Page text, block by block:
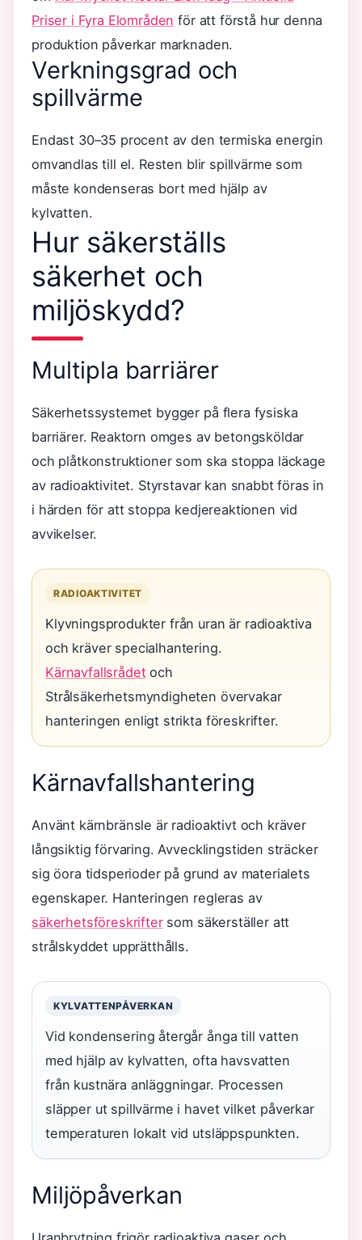
Priser i Fyra Elområden för att förstå hur denna
produktion påverkar marknaden.
Verkningsgrad och
spillvärme
Endast 30–35 procent av den termiska energin
omvandlas till el. Resten blir spillvärme som
måste kondenseras bort med hjälp av
kylvatten.
Hur säkerställs
säkerhet och
miljöskydd?
Multipla barriärer
Säkerhetssystemet bygger på flera fysiska
barriärer. Reaktorn omges av betongsköldar
och plåtkonstruktioner som ska stoppa läckage
av radioaktivitet. Styrstavar kan snabbt föras in
i härden för att stoppa kedjereaktionen vid
avvikelser.
RADIOAKTIVITET
Klyvningsprodukter från uran är radioaktiva
och kräver specialhantering.
Kärnavfallsrådetoch
Strålsäkerhetsmyndigheten övervakar
hanteringen enligt strikta föreskrifter.
Kärnavfallshantering
Använt kärnbränsle är radioaktivt och kräver
långsiktig förvaring. Avvecklingstiden sträcker
sig öora tidsperioder på grund av materialets
egenskaper. Hanteringen regleras av
säkerhetsföreskriftersom säkerställer att
strålskyddet upprätthålls.
KYLVATTENPÅVERKAN
Vid kondensering återgår ånga till vatten
med hjälp av kylvatten, ofta havsvatten
från kustnära anläggningar. Processen
släpper ut spillvärme i havet vilket påverkar
temperaturen lokalt vid utsläppspunkten.
Miljöpåverkan